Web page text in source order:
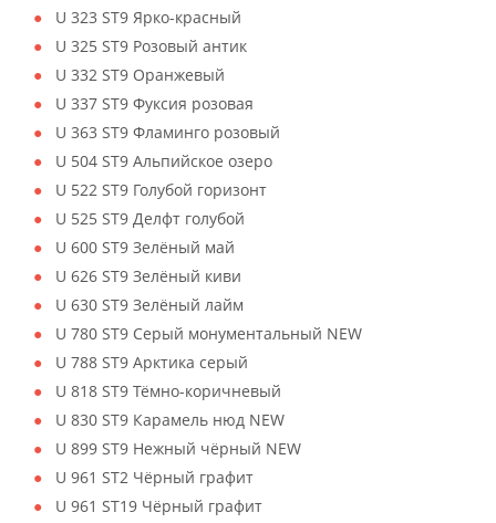
U 323 ST9 Ярко-красный
U 325 ST9 Розовый антик
U 332 ST9 Оранжевый
U 337 ST9 Фуксия розовая
U 363 ST9 Фламинго розовый
U 504 ST9 Альпийское озеро
U 522 ST9 Голубой горизонт
U 525 ST9 Делфт голубой
U 600 ST9 Зелёный май
U 626 ST9 Зелёный киви
U 630 ST9 Зелёный лайм
U 780 ST9 Серый монументальный NEW
U 788 ST9 Арктика серый
U 818 ST9 Тёмно-коричневый
U 830 ST9 Карамель нюд NEW
U 899 ST9 Нежный чёрный NEW
U 961 ST2 Чёрный графит
U 961 ST19 Чёрный графит